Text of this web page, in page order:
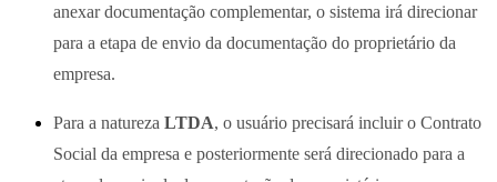
anexar documentação complementar, o sistema irá direcionar
para a etapa de envio da documentação do proprietário da
empresa.
Para a natureza LTDA, o usuário precisará incluir o Contrato
Social da empresa e posteriormente será direcionado para a